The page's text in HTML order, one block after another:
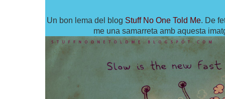
Un bon lema del blog Stuff No One Told Me. De
me una samarreta amb aquesta